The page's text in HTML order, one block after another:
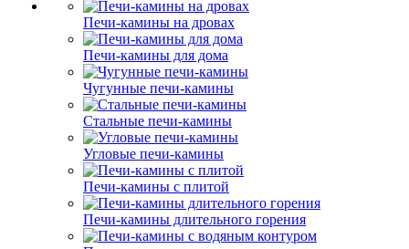
Печи-камины на дровах
Печи-камины для дома
Чугунные печи-камины
Стальные печи-камины
Угловые печи-камины
Печи-камины с плитой
Печи-камины длительного горения